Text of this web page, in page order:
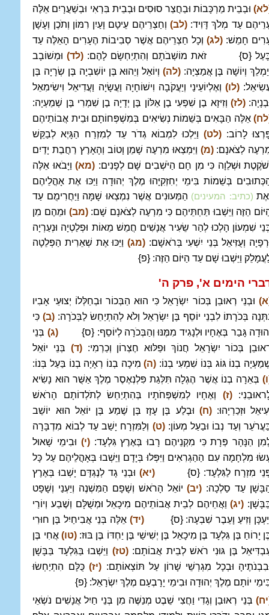
וּבְבֵית מַרְכָּבוֹת וּבַחֲצַר סוּסִים וּבְבֵית בִּרְאִי וּבְשַׁעֲרָיִם אֵלֶּה
עַד מְלֹךְ דָּוִיד:(לב) וְחַצְרֵיהֶם עֵיטָם וָעַיִן רִמּוֹן וְתֹכֶן וְעָשָׁן
חָמֵשׁ:(לג) וְכָל חַצְרֵיהֶם אֲשֶׁר סְבִיבוֹת הֶעָרִים הָאֵלֶּה עַד
{ס} זֹאת מוֹשְׁבֹתָם וְהִתְיַחְשָׂם לָהֶם: (לד) וּמְשׁוֹבָב
וְיוֹשָׁה בֶּן אֲמַצְיָה:(לה) וְיוֹאֵל וְיֵהוּא בֶּן יוֹשִׁבְיָה בֶּן שְׂרָיָה בֶּן
(לו) וְאֶלְיוֹעֵינַי וְיַעֲקֹבָה וִישׁוֹחָיָה וַעֲשָׂיָה וַעֲדִיאֵל וִישִׂימִאֵל
(לז) וְזִיזָא בֶן שִׁפְעִי בֶן אַלּוֹן בֶּן יְדָיָה בֶן שִׁמְרִי בֶּן שְׁמַעְיָה:
אֵלֶּה הַבָּאִים בְּשֵׁמוֹת נְשִׂיאִים בְּמִשְׁפְּחוֹתָם וּבֵית אֲבוֹתֵיהֶם
לָרוֹב:(לט) וַיֵּלְכוּ לִמְבוֹא גְדֹר עַד לְמִזְרַח הַגָּיְא לְבַקֵּשׁ
לְצֹאנָם:(מ) וַיִּמְצְאוּ מִרְעֶה שָׁמֵן וָטוֹב וְהָאָרֶץ רַחֲבַת יָדַיִם
וּשְׁלֵוָה כִּי מִן חָם הַיֹּשְׁבִים שָׁם לְפָנִים: (מא) וַיָּבֹאוּ אֵלֶּה
בְּשֵׁמוֹת בִּימֵי יְחִזְקִיָּהוּ מֶלֶךְ יְהוּדָה וַיַּכּוּ אֶת אָהֳלֵיהֶם
(כתיב: המעינים) הַמְּעוּנִים אֲשֶׁר נִמְצְאוּ שָׁמָּה וַיַּחֲרִימֻם עַד
הַזֶּה וַיֵּשְׁבוּ תַּחְתֵּיהֶם כִּי מִרְעֶה לְצֹאנָם שָׁם:(מב) וּמֵהֶם מִן
שִׁמְעוֹן הָלְכוּ לְהַר שֵׂעִיר אֲנָשִׁים חֲמֵשׁ מֵאוֹת וּפְלַטְיָה וּנְעַרְיָה
וְעֻזִּיאֵל בְּנֵי יִשְׁעִי בְּרֹאשָׁם:(מג) וַיַּכּוּ אֶת שְׁאֵרִית הַפְּלֵטָה
וַיֵּשְׁבוּ שָׁם עַד הַיּוֹם הַזֶּה: {פ}
הימים א', פרק ה'
וּבְנֵי רְאוּבֵן בְּכוֹר יִשְׂרָאֵל כִּי הוּא הַבְּכוֹר וּבְחַלְּלוֹ יְצוּעֵי אָבִיו
בְּכֹרָתוֹ לִבְנֵי יוֹסֵף בֶּן יִשְׂרָאֵל וְלֹא לְהִתְיַחֵשׂ לַבְּכֹרָה: (ב) כִּי
גָּבַר בְּאֶחָיו וּלְנָגִיד מִמֶּנּוּ וְהַבְּכֹרָה לְיוֹסֵף: {ס}(ג) בְּנֵי
בְּכוֹר יִשְׂרָאֵל חֲנוֹךְ וּפַלּוּא חֶצְרוֹן וְכַרְמִי:(ד) בְּנֵי יוֹאֵל
בְנוֹ גּוֹג בְּנוֹ שִׁמְעִי בְנוֹ: (ה) מִיכָה בְנוֹ רְאָיָה בְנוֹ בַּעַל בְּנוֹ:
בְּאֵרָה בְנוֹ אֲשֶׁר הֶגְלָה תִּלְּגַת פִּלְנְאֶסֶר מֶלֶךְ אַשֻּׁר הוּא נָשִׂיא
(ז)
וְאֶחָיו לְמִשְׁפְּחֹתָיו בְּהִתְיַחֵשׂ לְתֹלְדוֹתָם הָרֹאשׁ
וּזְכַרְיָהוּ:(ח) וּבֶלַע בֶּן עָזָז בֶּן שֶׁמַע בֶּן יוֹאֵל הוּא יוֹשֵׁב
וְעַד נְבוֹ וּבַעַל מְעוֹן:(ט) וְלַמִּזְרָח יָשַׁב עַד לְבוֹא מִדְבָּרָה
הַנָּהָר פְּרָת כִּי מִקְנֵיהֶם רָבוּ בְּאֶרֶץ גִּלְעָד:(י) וּבִימֵי שָׁאוּל
מִלְחָמָה עִם הַהַגְרִאִים וַיִּפְּלוּ בְּיָדָם וַיֵּשְׁבוּ בְּאָהֳלֵיהֶם עַל כָּל
מִזְרָח לַגִּלְעָד: {ס} (יא) וּבְנֵי גָד לְנֶגְדָּם יָשְׁבוּ בְּאֶרֶץ
עַד סַלְכָה: (יב) יוֹאֵל הָרֹאשׁ וְשָׁפָם הַמִּשְׁנֶה וְיַעְנַי וְשָׁפָט
(יג) וַאֲחֵיהֶם לְבֵית אֲבוֹתֵיהֶם מִיכָאֵל וּמְשֻׁלָּם וְשֶׁבַע וְיוֹרַי
וְזִיעַ וָעֵבֶר שִׁבְעָה: {ס}(יד) אֵלֶּה בְּנֵי אֲבִיחַיִל בֶּן חוּרִי
יָרוֹחַ בֶּן גִּלְעָד בֶּן מִיכָאֵל בֶּן יְשִׁישַׁי בֶּן יַחְדּוֹ בֶּן בּוּז:(טו) אֲחִי בֶּן
בֶּן גּוּנִי רֹאשׁ לְבֵית אֲבוֹתָם:(טז) וַיֵּשְׁבוּ בַּגִּלְעָד בַּבָּשָׁן
וּבְכָל מִגְרְשֵׁי שָׁרוֹן עַל תּוֹצְאוֹתָם: (יז) כֻּלָּם הִתְיַחְשׂוּ
יוֹתָם מֶלֶךְ יְהוּדָה וּבִימֵי יָרָבְעָם מֶלֶךְ יִשְׂרָאֵל: {פ}
בְּנֵי רְאוּבֵן וְגָדִי וַחֲצִי שֵׁבֶט מְנַשֶּׁה מִן בְּנֵי חַיִל אֲנָשִׁים נֹשְׂאֵי